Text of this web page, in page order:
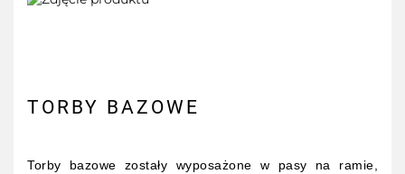
TORBY BAZOWE
Torby bazowe zostały wyposażone w pasy na ramie,